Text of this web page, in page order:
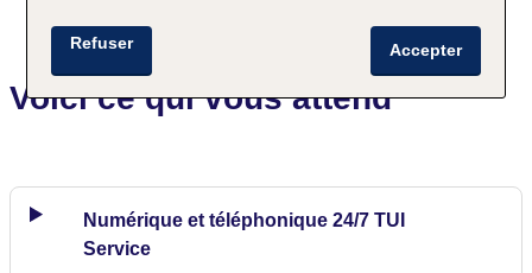
Voici ce qui vous attend
Numérique et téléphonique 24/7 TUI
Service
Accepter
Refuser